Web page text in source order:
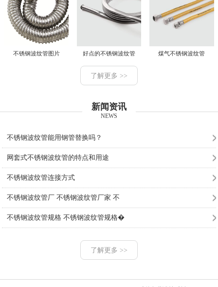
不锈钢波纹管图片 好点的不锈钢波纹管 煤气不锈钢波纹管
了解更多 >>
新闻资讯
NEWS
不锈钢波纹管能用钢管替换吗？
网套式不锈钢波纹管的特点和用途
不锈钢波纹管连接方式
不锈钢波纹管厂 不锈钢波纹管厂家 不
不锈钢波纹管规格 不锈钢波纹管规格�
了解更多 >>